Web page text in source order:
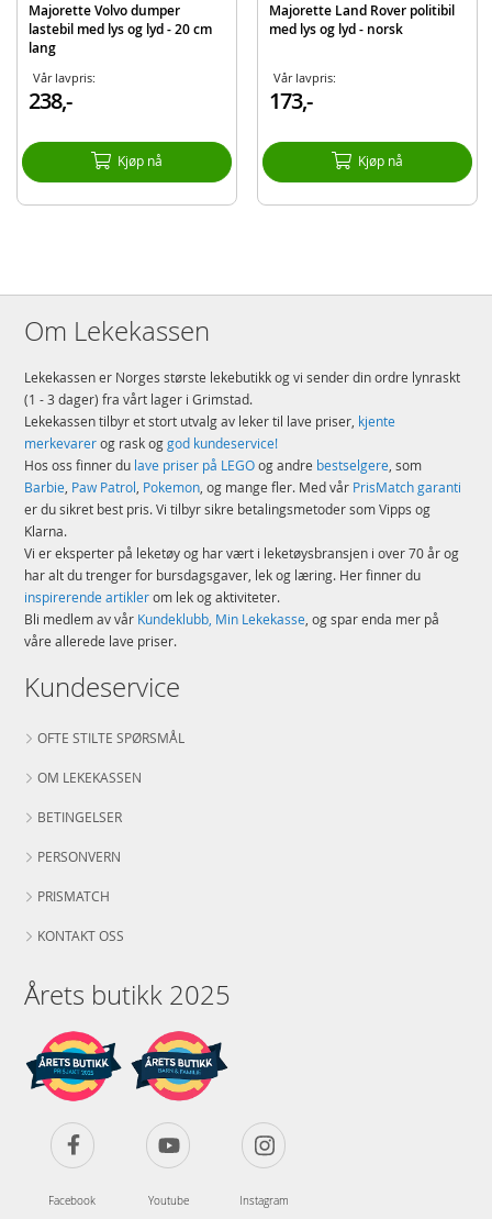
Majorette Volvo dumper
lastebil med lys og lyd - 20 cm
lang
Vår lavpris:
238,-
Kjøp nå
Majorette Land Rover politibil
med lys og lyd - norsk
Vår lavpris:
173,-
Kjøp nå
Om Lekekassen
Lekekassen er Norges største lekebutikk og vi sender din ordre lynraskt
(1 - 3 dager) fra vårt lager i Grimstad.
Lekekassen tilbyr et stort utvalg av leker til lave priser, kjente
merkevarerog rask oggod kundeservice!
Hos oss finner du lave priser på LEGOog andre bestselgere, som
Barbie, Paw Patrol, Pokemon, og mange fler. Med vår PrisMatch garanti
er du sikret best pris. Vi tilbyr sikre betalingsmetoder som Vipps og
Klarna.
Vi er eksperter på leketøy og har vært i leketøysbransjen i over 70 år og
har alt du trenger for bursdagsgaver, lek og læring. Her finner du
inspirerende artiklerom lek og aktiviteter.
Bli medlem av vår Kundeklubb, Min Lekekasse, og spar enda mer på
våre allerede lave priser.
Kundeservice
OFTE STILTE SPØRSMÅL
OM LEKEKASSEN
BETINGELSER
PERSONVERN
PRISMATCH
KONTAKT OSS
Årets butikk 2025
Facebook Youtube Instagram